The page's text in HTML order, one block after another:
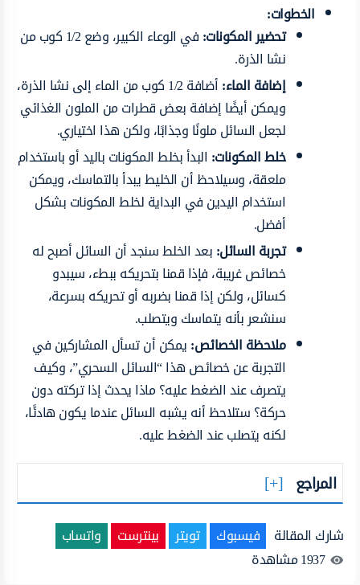
الخطوات:
تحضير المكونات:
في الوعاء الكبير، وضع 1/2 كوب من
نشا الذرة.
إضافة الماء:
أضافة 1/2 كوب من الماء إلى نشا الذرة،
ويمكن أيضًا إضافة بعض قطرات من الملون الغذائي
لجعل السائل ملونًا وجذابًا، ولكن هذا اختياري.
خلط المكونات: البدأ بخلط المكونات باليد أو باستخدام
ملعقة، وسيلاحظ أن الخليط يبدأ بالتماسك، ويمكن
استخدام اليدين في البداية لخلط المكونات بشكل
أفضل.
تجربة السائل:بعد الخلط سنجد أن السائل أصبح له
خصائص غريبة، فإذا قمنا بتحريكه ببطء، سيبدو
كسائل، ولكن إذا قمنا بضربه أو تحريكه بسرعة،
سنشعر بأنه يتماسك ويتصلب.
ملاحظة الخصائص:يمكن أن تسأل المشاركين في
التجربة عن خصائص هذا “السائل السحري”، وكيف
يتصرف عند الضغط عليه؟ ماذا يحدث إذا تركته دون
حركة؟ ستلاحظ أنه يشبه السائل عندما يكون هادئًا،
لكنه يتصلب عند الضغط عليه.
المراجع
شارك المقالة فيسبوك تويتر بينترست
واتساب
1937مشاهدة